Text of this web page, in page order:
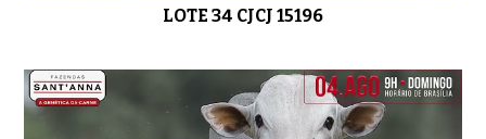
LOTE 34 CJCJ 15196